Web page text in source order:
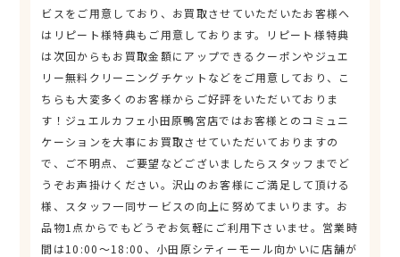
ビスをご用意しており、お買取させていただいたお客様へ
はリピート様特典もご用意しております。リピート様特典
は次回からもお買取金額にアップできるクーポンやジュエ
リー無料クリーニングチケットなどをご用意しており、こ
ちらも大変多くのお客様からご好評をいただいておりま
す！ジュエルカフェ小田原鴨宮店ではお客様とのコミュニ
ケーションを大事にお買取させていただいておりますの
で、ご不明点、ご要望などございましたらスタッフまでど
うぞお声掛けください。沢山のお客様にご満足して頂ける
様、スタッフ一同サービスの向上に努めてまいります。お
品物1点からでもどうぞお気軽にご利用下さいませ。営業時
間は10:00～18:00、小田原シティーモール向かいに店舗が